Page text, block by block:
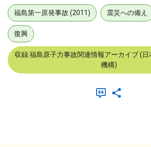
福島第一原発事故 (2011) 震災への備え
復興
収録:福島原子力事故関連情報アーカイブ (
機構)